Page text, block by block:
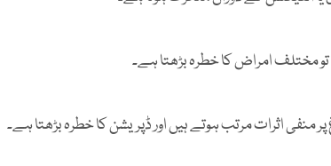
مختلف امراض کا خطرہ بڑھتا ہے۔
اثرات مرتب ہوتے ہیں اور ڈپریشن کا خطرہ بڑھتا ہے۔